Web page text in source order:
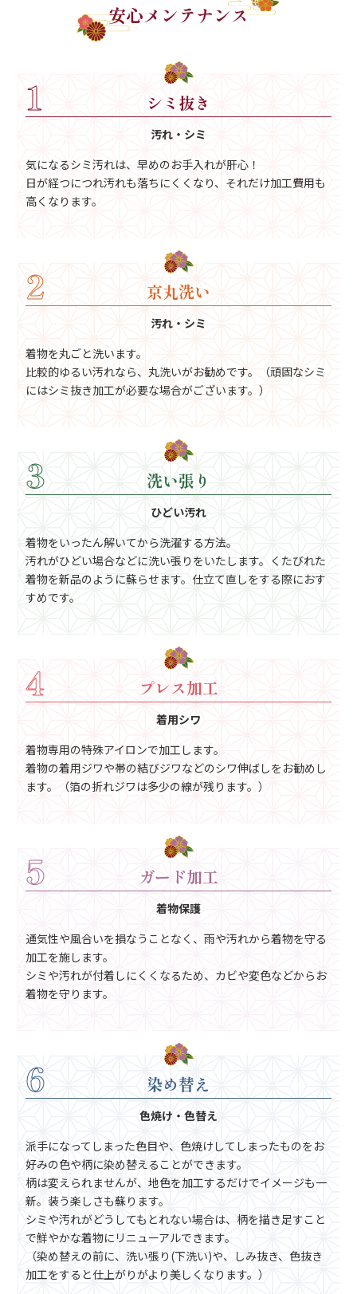
安心メンテナンス
1 シミ抜き
汚れ・シミ
気になるシミ汚れは、早めのお手入れが肝心！
日が経つにつれ汚れも落ちにくくなり、それだけ加工費用も
高くなります。
2 京丸洗い
汚れ・シミ
着物を丸ごと洗います。
比較的ゆるい汚れなら、丸洗いがお勧めです。（頑固なシミ
にはシミ抜き加工が必要な場合がございます。）
3 洗い張り
ひどい汚れ
着物をいったん解いてから洗濯する方法。
汚れがひどい場合などに洗い張りをいたします。くたびれた
着物を新品のように蘇らせます。仕立て直しをする際におす
すめです。
4 プレス加工
着用シワ
着物専用の特殊アイロンで加工します。
着物の着用ジワや帯の結びジワなどのシワ伸ばしをお勧めし
ます。（箔の折れジワは多少の線が残ります。）
5 ガード加工
着物保護
通気性や風合いを損なうことなく、雨や汚れから着物を守る
加工を施します。
シミや汚れが付着しにくくなるため、カビや変色などからお
着物を守ります。
6 染め替え
色焼け・色替え
派手になってしまった色目や、色焼けしてしまったものをお
好みの色や柄に染め替えることができます。
柄は変えられませんが、地色を加工するだけでイメージも一
新。装う楽しさも蘇ります。
シミや汚れがどうしてもとれない場合は、柄を描き足すこと
で鮮やかな着物にリニューアルできます。
（染め替えの前に、洗い張り(下洗い)や、しみ抜き、色抜き
加工をすると仕上がりがより美しくなります。）